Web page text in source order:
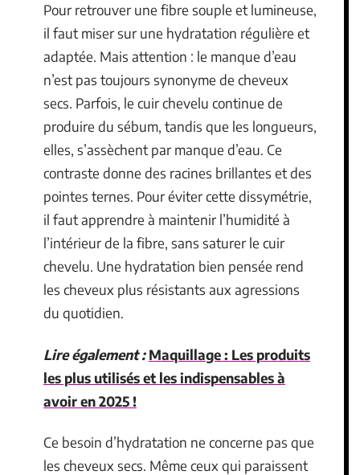
Pour retrouver une fibre souple et lumineuse,
il faut miser sur une hydratation régulière et
adaptée. Mais attention : le manque d’eau
n’est pas toujours synonyme de cheveux
secs. Parfois, le cuir chevelu continue de
produire du sébum, tandis que les longueurs,
elles, s’assèchent par manque d’eau. Ce
contraste donne des racines brillantes et des
pointes ternes. Pour éviter cette dissymétrie,
il faut apprendre à maintenir l’humidité à
l’intérieur de la fibre, sans saturer le cuir
chevelu. Une hydratation bien pensée rend
les cheveux plus résistants aux agressions
du quotidien.
Lire également : Maquillage : Les produits
les plus utilisés et les indispensables à
avoir en 2025 !
Ce besoin d’hydratation ne concerne pas que
les cheveux secs. Même ceux qui paraissent